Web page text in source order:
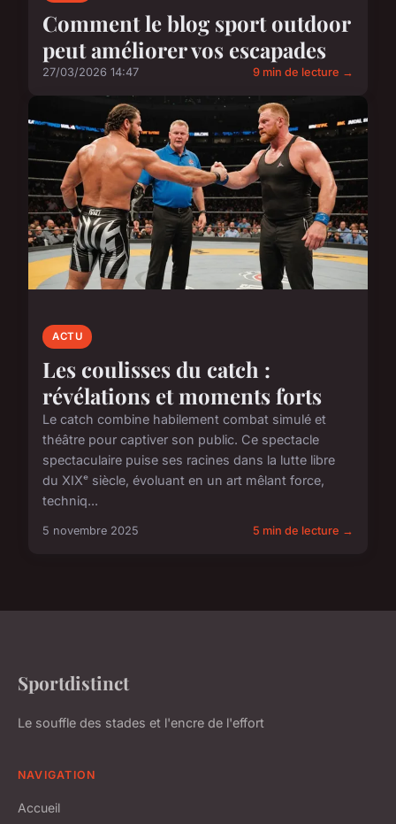
Comment le blog sport outdoor
peut améliorer vos escapades
27/03/2026 14:47 9 min de lecture →
ACTU
Les coulisses du catch :
révélations et moments forts
Le catch combine habilement combat simulé et
théâtre pour captiver son public. Ce spectacle
spectaculaire puise ses racines dans la lutte libre
du XIXᵉ siècle, évoluant en un art mêlant force,
techniq...
5 novembre 2025 5 min de lecture →
Sportdistinct
Le souffle des stades et l'encre de l'effort
NAVIGATION
Accueil